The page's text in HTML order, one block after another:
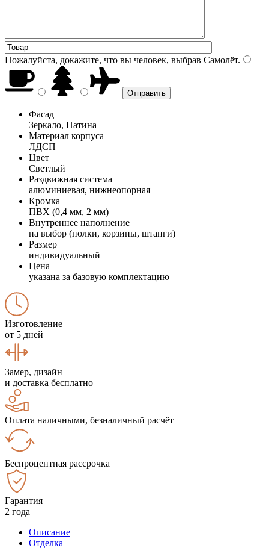
Пожалуйста, докажите, что вы человек, выбрав Самолёт.
Фасад
Зеркало, Патина
Материал корпуса
ЛДСП
Цвет
Светлый
Раздвижная система
алюминиевая, нижнеопорная
Кромка
ПВХ (0,4 мм, 2 мм)
Внутреннее наполнение
на выбор (полки, корзины, штанги)
Размер
индивидуальный
Цена
указана за базовую комплектацию
Изготовление
от 5 дней
Замер, дизайн
и доставка бесплатно
Оплата наличными, безналичный расчёт
Беспроцентная рассрочка
Гарантия
2 года
Описание
Отделка